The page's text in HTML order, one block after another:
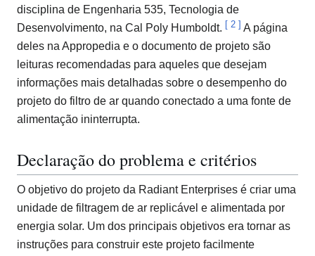
disciplina de Engenharia 535, Tecnologia de
Desenvolvimento, na Cal Poly Humboldt. [ 2 ] A página
deles na Appropedia e o documento de projeto são
leituras recomendadas para aqueles que desejam
informações mais detalhadas sobre o desempenho do
projeto do filtro de ar quando conectado a uma fonte de
alimentação ininterrupta.
Declaração do problema e critérios
O objetivo do projeto da Radiant Enterprises é criar uma
unidade de filtragem de ar replicável e alimentada por
energia solar. Um dos principais objetivos era tornar as
instruções para construir este projeto facilmente